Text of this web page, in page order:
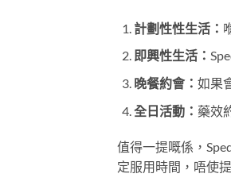
計劃性性生活：
即興性生活：
晚餐約會： 如果
全日活動： 藥效
值得一提嘅係，
定服用時間，唔使